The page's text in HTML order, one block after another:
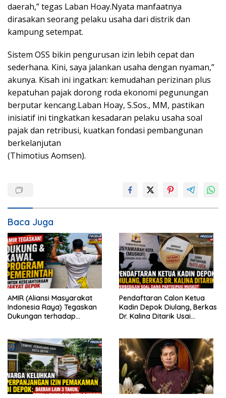
daerah,” tegas Laban Hoay.Nyata manfaatnya
dirasakan seorang pelaku usaha dari distrik dan
kampung setempat.
Sistem OSS bikin pengurusan izin lebih cepat dan
sederhana. Kini, saya jalankan usaha dengan nyaman,”
akunya. Kisah ini ingatkan: kemudahan perizinan plus
kepatuhan pajak dorong roda ekonomi pegunungan
berputar kencang.Laban Hoay, S.Sos., MM, pastikan
inisiatif ini tingkatkan kesadaran pelaku usaha soal
pajak dan retribusi, kuatkan fondasi pembangunan
berkelanjutan
(Thimotius Aomsen).
Baca Juga
AMIR (Aliansi Masyarakat
Indonesia Raya) Tegaskan
Dukungan terhadap
Pendaftaran Calon Ketua
Kadin Depok Diulang, Berkas
Dr. Kalina Ditarik Usai